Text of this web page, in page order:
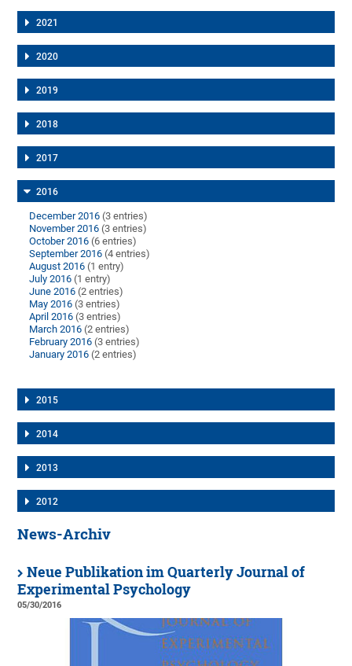
2021
2020
2019
2018
2017
2016
December 2016 (3 entries)
November 2016 (3 entries)
October 2016 (6 entries)
September 2016 (4 entries)
August 2016 (1 entry)
July 2016 (1 entry)
June 2016 (2 entries)
May 2016 (3 entries)
April 2016 (3 entries)
March 2016 (2 entries)
February 2016 (3 entries)
January 2016 (2 entries)
2015
2014
2013
2012
News-Archiv
Neue Publikation im Quarterly Journal of
Experimental Psychology
05/30/2016